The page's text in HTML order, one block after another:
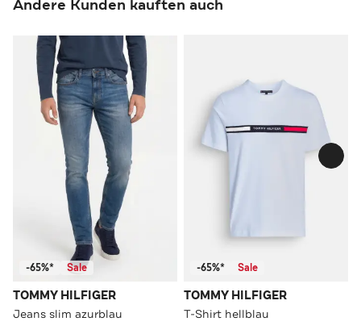
Andere Kunden kauften auch
-65%* Sale
TOMMY HILFIGER
Jeans slim azurblau
-65%* Sale
TOMMY HILFIGER
T-Shirt hellblau